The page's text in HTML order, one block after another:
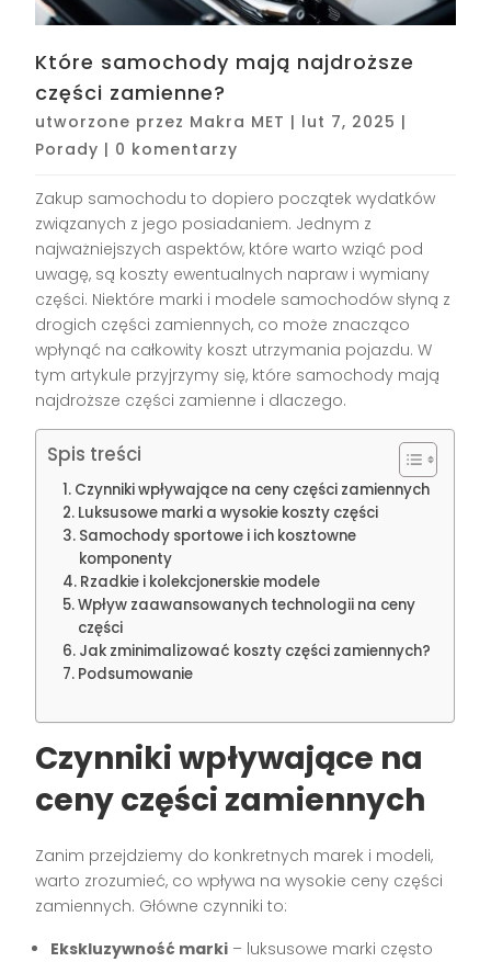
Które samochody mają najdroższe
części zamienne?
utworzone przez Makra MET | lut 7, 2025 |
Porady | 0 komentarzy
Zakup samochodu to dopiero początek wydatków
związanych z jego posiadaniem. Jednym z
najważniejszych aspektów, które warto wziąć pod
uwagę, są koszty ewentualnych napraw i wymiany
części. Niektóre marki i modele samochodów słyną z
drogich części zamiennych, co może znacząco
wpłynąć na całkowity koszt utrzymania pojazdu. W
tym artykule przyjrzymy się, które samochody mają
najdroższe części zamienne i dlaczego.
Spis treści
Czynniki wpływające na ceny części zamiennych
Luksusowe marki a wysokie koszty części
Samochody sportowe i ich kosztowne
komponenty
Rzadkie i kolekcjonerskie modele
Wpływ zaawansowanych technologii na ceny
części
Jak zminimalizować koszty części zamiennych?
Podsumowanie
Czynniki wpływające na
ceny części zamiennych
Zanim przejdziemy do konkretnych marek i modeli,
warto zrozumieć, co wpływa na wysokie ceny części
zamiennych. Główne czynniki to:
Ekskluzywność marki – luksusowe marki często